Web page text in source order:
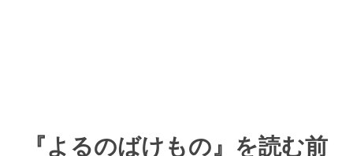
『よるのばけもの』を読む前